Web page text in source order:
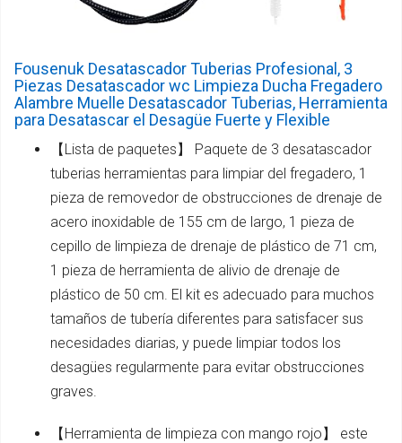
Fousenuk Desatascador Tuberias Profesional, 3
Piezas Desatascador wc Limpieza Ducha Fregadero
Alambre Muelle Desatascador Tuberias, Herramienta
para Desatascar el Desagüe Fuerte y Flexible
【Lista de paquetes】 Paquete de 3 desatascador
tuberias herramientas para limpiar del fregadero, 1
pieza de removedor de obstrucciones de drenaje de
acero inoxidable de 155 cm de largo, 1 pieza de
cepillo de limpieza de drenaje de plástico de 71 cm,
1 pieza de herramienta de alivio de drenaje de
plástico de 50 cm. El kit es adecuado para muchos
tamaños de tubería diferentes para satisfacer sus
necesidades diarias, y puede limpiar todos los
desagües regularmente para evitar obstrucciones
graves.
【Herramienta de limpieza con mango rojo】 este